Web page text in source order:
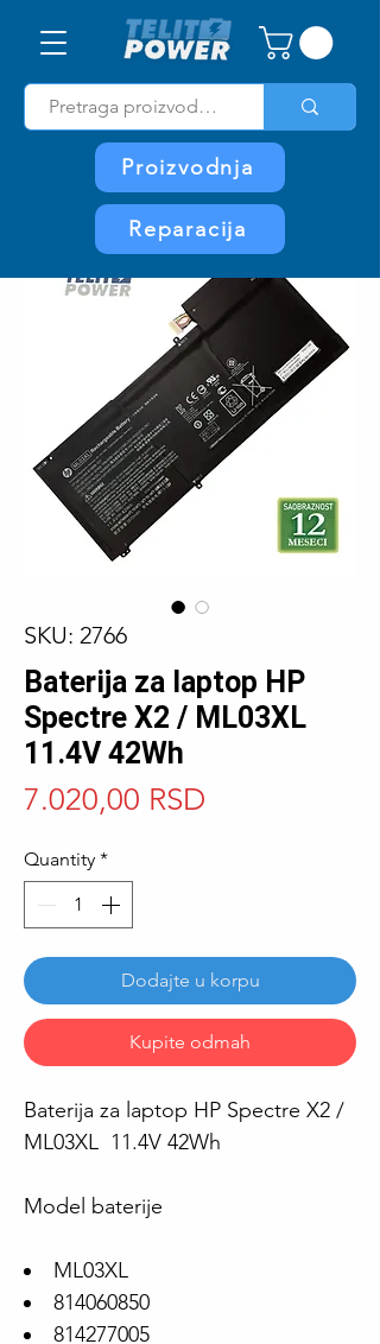
Proizvodnja
Reparacija
SKU: 2766
Baterija za laptop HP
Spectre X2 / ML03XL
11.4V 42Wh
7.020,00 RSD
Quantity *
Dodajte u korpu
Kupite odmah
Baterija za laptop HP Spectre X2 /
ML03XL 11.4V 42Wh
Model baterije
ML03XL
814060850
814277005